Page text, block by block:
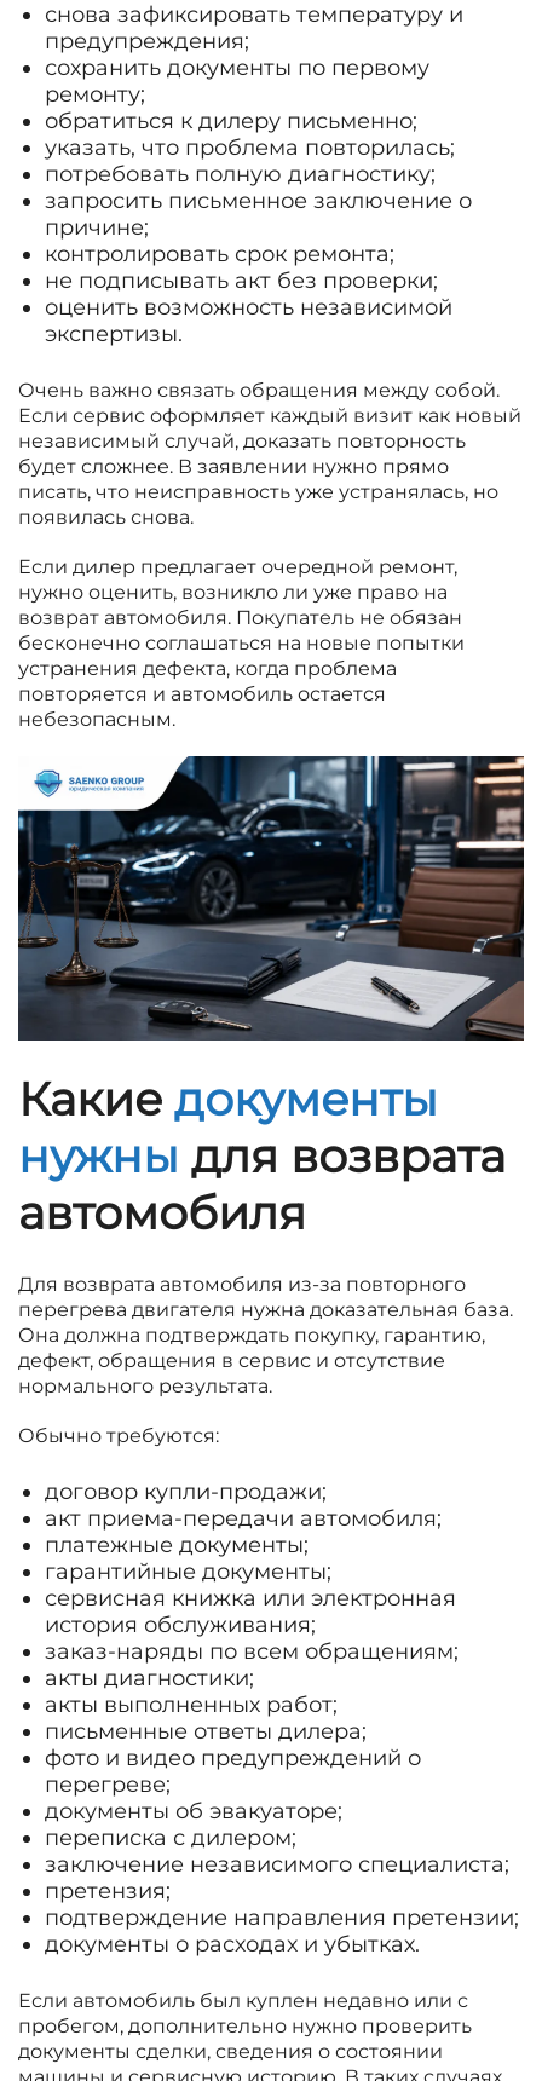
снова зафиксировать температуру и
предупреждения;
сохранить документы по первому
ремонту;
обратиться к дилеру письменно;
указать, что проблема повторилась;
потребовать полную диагностику;
запросить письменное заключение о
причине;
контролировать срок ремонта;
не подписывать акт без проверки;
оценить возможность независимой
экспертизы.
Очень важно связать обращения между собой.
Если сервис оформляет каждый визит как новый
независимый случай, доказать повторность
будет сложнее. В заявлении нужно прямо
писать, что неисправность уже устранялась, но
появилась снова.
Если дилер предлагает очередной ремонт,
нужно оценить, возникло ли уже право на
возврат автомобиля. Покупатель не обязан
бесконечно соглашаться на новые попытки
устранения дефекта, когда проблема
повторяется и автомобиль остается
небезопасным.
Какие документы
нужны для возврата
автомобиля
Для возврата автомобиля из-за повторного
перегрева двигателя нужна доказательная база.
Она должна подтверждать покупку, гарантию,
дефект, обращения в сервис и отсутствие
нормального результата.
Обычно требуются:
договор купли-продажи;
акт приема-передачи автомобиля;
платежные документы;
гарантийные документы;
сервисная книжка или электронная
история обслуживания;
заказ-наряды по всем обращениям;
акты диагностики;
акты выполненных работ;
письменные ответы дилера;
фото и видео предупреждений о
перегреве;
документы об эвакуаторе;
переписка с дилером;
заключение независимого специалиста;
претензия;
подтверждение направления претензии;
документы о расходах и убытках.
Если автомобиль был куплен недавно или с
пробегом, дополнительно нужно проверить
документы сделки, сведения о состоянии